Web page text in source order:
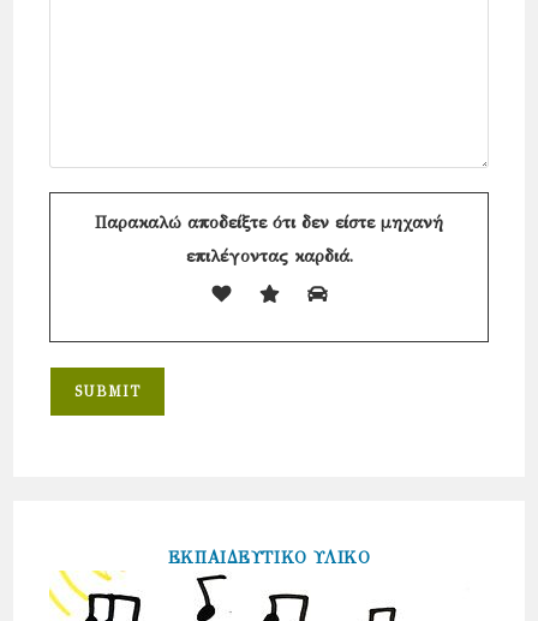
Παρακαλώ αποδείξτε ότι δεν είστε μηχανή
επιλέγονταςκαρδιά.
ΕΚΠΑΙΔΕΥΤΙΚΟ ΥΛΙΚΟ